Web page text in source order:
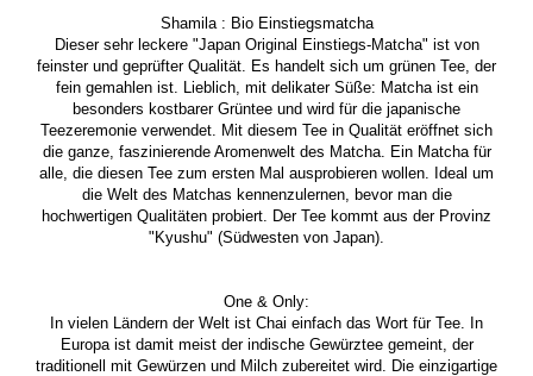
Shamila : Bio Einstiegsmatcha
Dieser sehr leckere "Japan Original Einstiegs-Matcha" ist von
feinster und geprüfter Qualität. Es handelt sich um grünen Tee, der
fein gemahlen ist. Lieblich, mit delikater Süße: Matcha ist ein
besonders kostbarer Grüntee und wird für die japanische
Teezeremonie verwendet. Mit diesem Tee in Qualität eröffnet sich
die ganze, faszinierende Aromenwelt des Matcha. Ein Matcha für
alle, die diesen Tee zum ersten Mal ausprobieren wollen. Ideal um
die Welt des Matchas kennenzulernen, bevor man die
hochwertigen Qualitäten probiert. Der Tee kommt aus der Provinz
"Kyushu" (Südwesten von Japan).
One & Only:
In vielen Ländern der Welt ist Chai einfach das Wort für Tee. In
Europa ist damit meist der indische Gewürztee gemeint, der
traditionell mit Gewürzen und Milch zubereitet wird. Die einzigartige